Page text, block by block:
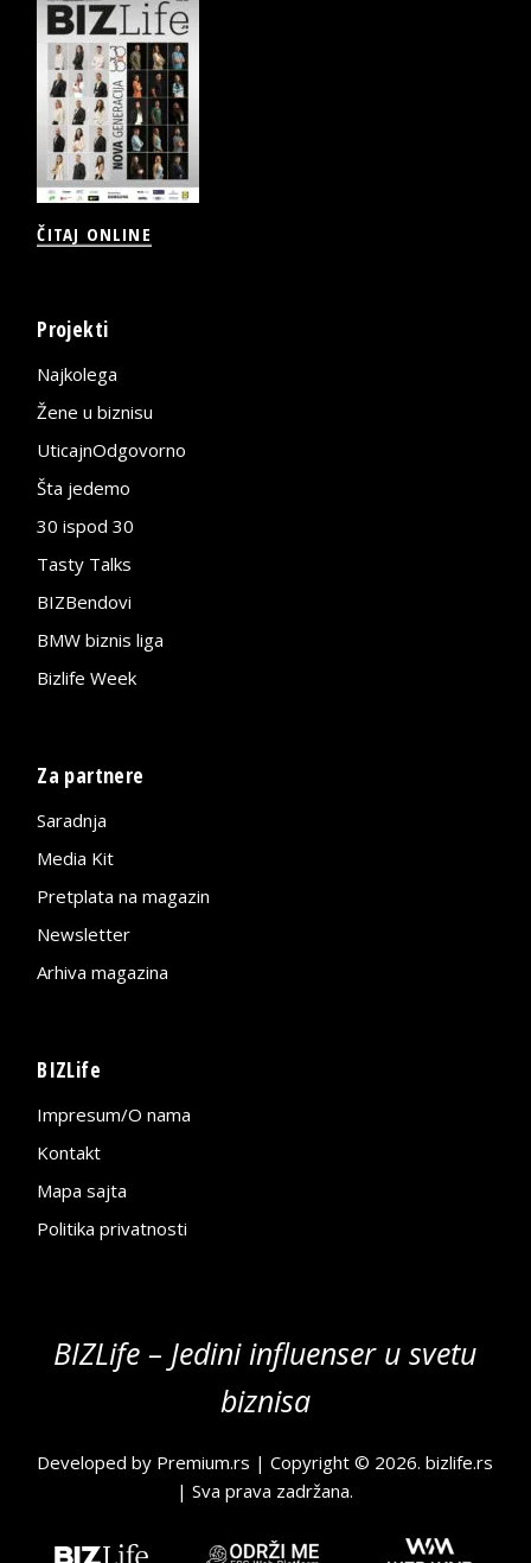
ČITAJ ONLINE
Projekti
Najkolega
Žene u biznisu
UticajnOdgovorno
Šta jedemo
30 ispod 30
Tasty Talks
BIZBendovi
BMW biznis liga
Bizlife Week
Za partnere
Saradnja
Media Kit
Pretplata na magazin
Newsletter
Arhiva magazina
BIZLife
Impresum/O nama
Kontakt
Mapa sajta
Politika privatnosti
BIZLife – Jedini influenser u svetu
biznisa
Developed by Premium.rs | Copyright © 2026.bizlife.rs
| Sva prava zadržana.